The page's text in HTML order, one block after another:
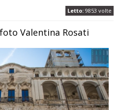
Letto: 9853 volte
Valentina Rosati